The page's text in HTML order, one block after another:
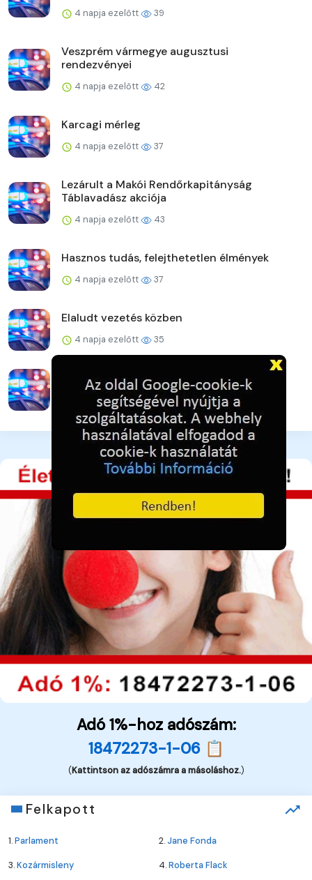
4 napja ezelőtt 39
Veszprém vármegye augusztusi
rendezvényei
4 napja ezelőtt 42
Karcagi mérleg
4 napja ezelőtt 37
Lezárult a Makói Rendőrkapitányság
Táblavadász akciója
4 napja ezelőtt 43
Hasznos tudás, felejthetetlen élmények
4 napja ezelőtt 37
Elaludt vezetés közben
4 napja ezelőtt 35
Újabb online csalás – 32 millió forint a kár
4 napja ezelőtt 42
Adó 1%-hoz adószám:
18472273-1-06 📋
(Kattintson az adószámra a másoláshoz.)
Felkapott
1.Parlament 2.Jane Fonda
3.Kozármisleny 4.Roberta Flack